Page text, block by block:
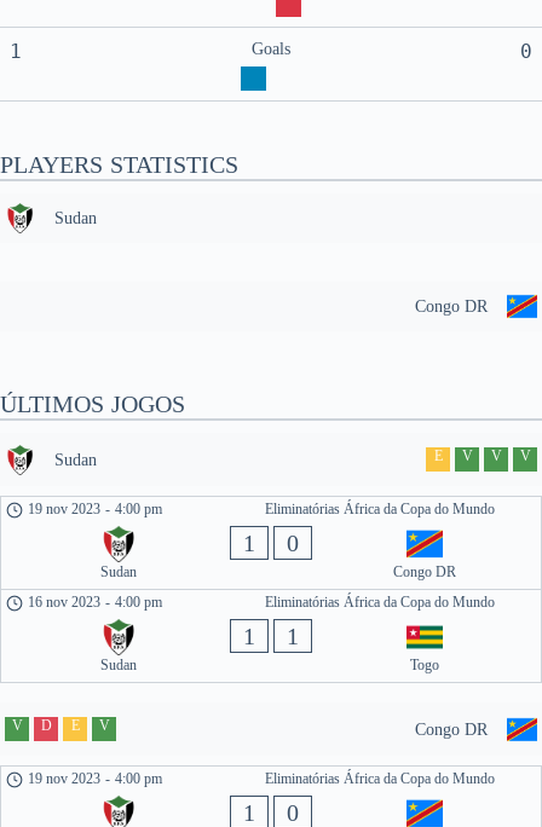
1 Goals 0
PLAYERS STATISTICS
Sudan
Congo DR
ÚLTIMOS JOGOS
Sudan E V V V
Eliminatórias África da Copa do Mundo
19 nov 2023 - 4:00 pm
Sudan
1 0
Congo DR
Eliminatórias África da Copa do Mundo
16 nov 2023 - 4:00 pm
Sudan
1 1
Togo
Congo DR
V D E V
Eliminatórias África da Copa do Mundo
19 nov 2023 - 4:00 pm
1 0